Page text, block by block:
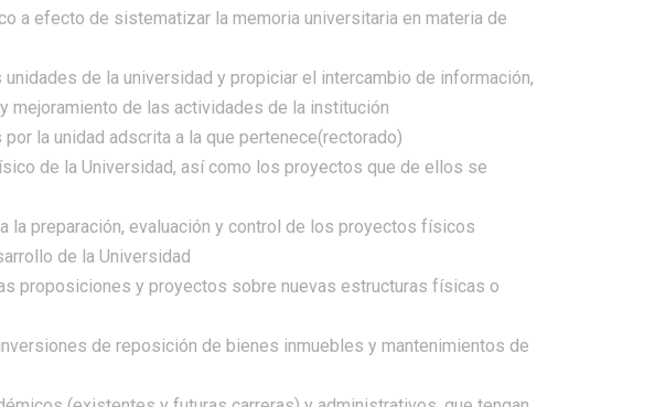
a efecto de sistematizar la memoria universitaria en materia de
de la universidad y propiciar el intercambio de información,
de las actividades de la institución
la unidad adscrita a la que pertenece(rectorado)
de la Universidad, así como los proyectos que de ellos se
la preparación, evaluación y control de los proyectos físicos
de la Universidad
proposiciones y proyectos sobre nuevas estructuras físicas o
de reposición de bienes inmuebles y mantenimientos de